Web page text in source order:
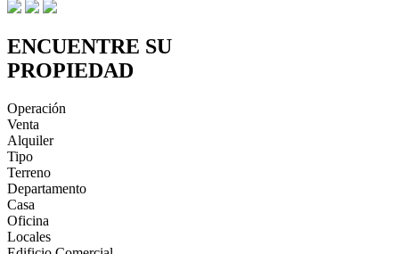
ENCUENTRE SU
PROPIEDAD
Operación
Venta
Alquiler
Tipo
Terreno
Departamento
Casa
Oficina
Locales